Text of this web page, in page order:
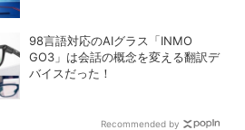
98言語対応のAIグラス「INMO
GO3」は会話の概念を変える翻訳デ
バイスだった！
Recommended by